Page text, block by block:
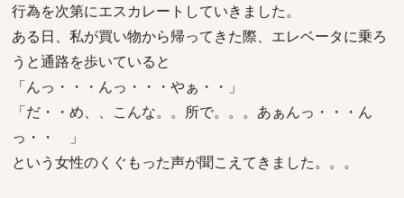
行為を次第にエスカレートしていきました。
ある日、私が買い物から帰ってきた際、エレベータに乗ろ
うと通路を歩いていると
「んっ・・・んっ・・・やぁ・・」
「だ・・め、、こんな。。所で。。。あぁんっ・・・ん
っ・・ 」
という女性のくぐもった声が聞こえてきました。。。